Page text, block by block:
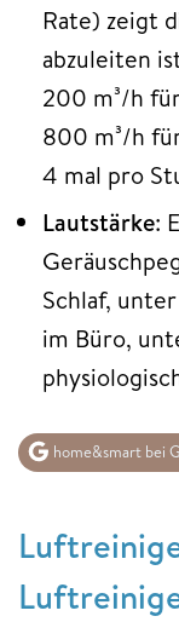
Rate) zeigt
abzuleiten
200 m³/h
800 m³/h
4 mal pro
Lautstärke:
Schlaf,
im Büro,
home&smart bei